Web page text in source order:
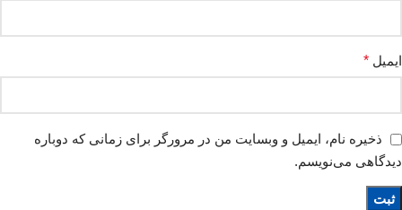
ایمیل *
ذخیره نام، ایمیل و وبسایت من در مرورگر برای زمانی که دوباره
دیدگاهی می‌نویسم.